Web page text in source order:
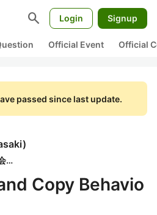
search Login Signup
Official Event Official
passed since last update.
)
トレジャーデータ株式会社
Copy Behavio